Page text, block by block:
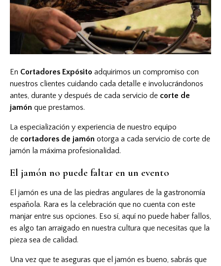
En Cortadores Expósito adquirimos un compromiso con
nuestros clientes cuidando cada detalle e involucrándonos
antes, durante y después de cada servicio de corte de
jamón que prestamos.
La especialización y experiencia de nuestro equipo
de cortadores de jamón otorga a cada servicio de corte de
jamón la máxima profesionalidad.
El jamón no puede faltar en un evento
El jamón es una de las piedras angulares de la gastronomía
española. Rara es la celebración que no cuenta con este
manjar entre sus opciones. Eso sí, aquí no puede haber fallos,
es algo tan arraigado en nuestra cultura que necesitas que la
pieza sea de calidad.
Una vez que te aseguras que el jamón es bueno, sabrás que